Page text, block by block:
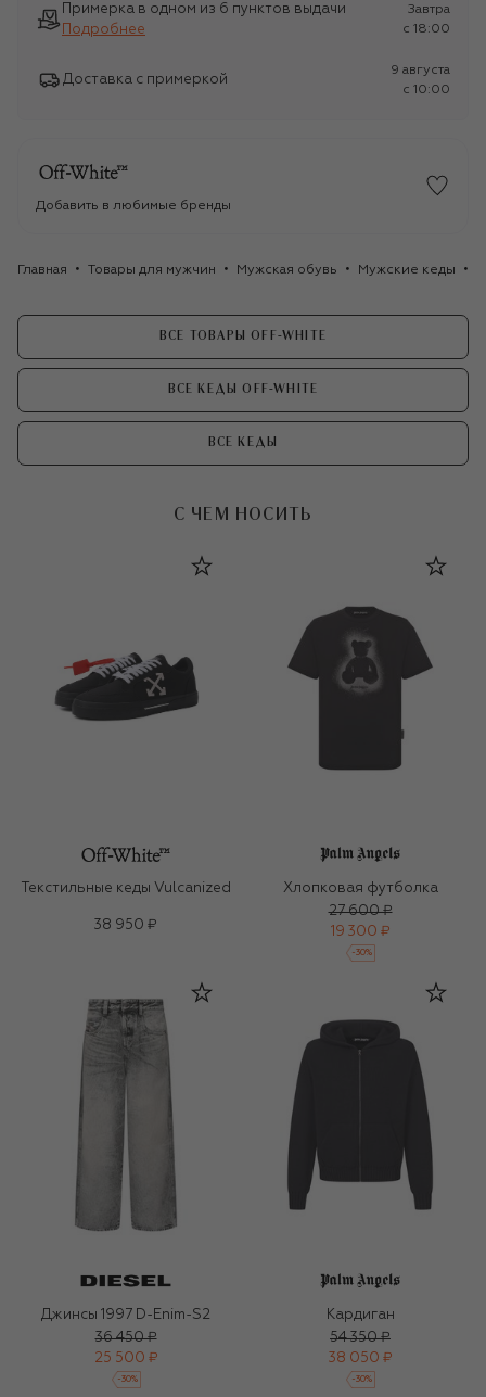
Примерка в одном из 6 пунктов выдачи
Подробнее
Завтра
c 18:00
Доставка с примеркой
9 августа
c 10:00
Добавить в любимые бренды
Главная Товары для мужчин Мужская обувь Мужские кеды
ВСЕ ТОВАРЫ OFF-WHITE
ВСЕ КЕДЫ OFF-WHITE
ВСЕ КЕДЫ
С ЧЕМ НОСИТЬ
Текстильные кеды Vulcanized
38 950 ₽
Хлопковая футболка
27 600 ₽
19 300 ₽
-30%
Джинсы 1997 D-Enim-S2
36 450 ₽
25 500 ₽
-30%
Кардиган
54 350 ₽
38 050 ₽
-30%